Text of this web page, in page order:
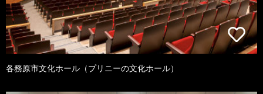
各務原市文化ホール（プリニーの文化ホール）